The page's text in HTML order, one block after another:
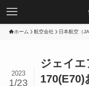
ホーム 航空会社 日本航空（
ジェイ
2023
1/23